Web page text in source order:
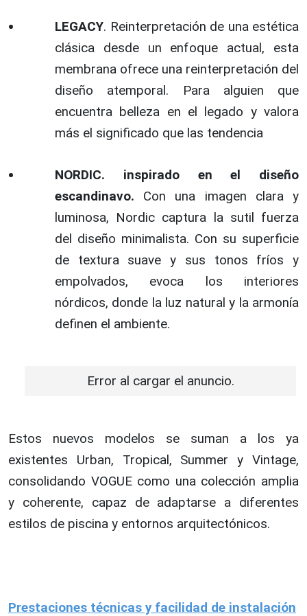
LEGACY. Reinterpretación de una estética
clásica desde un enfoque actual, esta
membrana ofrece una reinterpretación del
diseño atemporal. Para alguien que
encuentra belleza en el legado y valora
más el significado que las tendencia
NORDIC. inspirado en el diseño
escandinavo. Con una imagen clara y
luminosa, Nordic captura la sutil fuerza
del diseño minimalista. Con su superficie
de textura suave y sus tonos fríos y
empolvados, evoca los interiores
nórdicos, donde la luz natural y la armonía
definen el ambiente.
Error al cargar el anuncio.
Estos nuevos modelos se suman a los ya
existentes Urban, Tropical, Summer y Vintage,
consolidando VOGUE como una colección amplia
y coherente, capaz de adaptarse a diferentes
estilos de piscina y entornos arquitectónicos.
Prestaciones técnicas y facilidad de instalación